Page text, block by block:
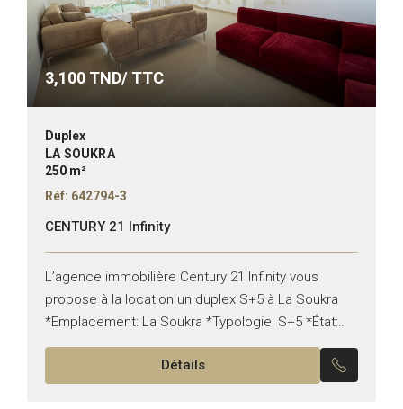
3,100 TND/ TTC
Duplex
LA SOUKRA
250 m²
Réf: 642794-3
CENTURY 21 Infinity
L’agence immobilière Century 21 Infinity vous
propose à la location un duplex S+5 à La Soukra
*Emplacement: La Soukra *Typologie: S+5 *État:
vide Il est composé de: *Au RDC: -Un salon, une...
Détails